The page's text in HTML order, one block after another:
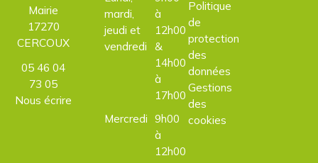
Mairie
17270
CERCOUX
05 46 04
73 05
Nous écrire
mardi,
jeudi et
vendredi
à
12h00
&
14h00
à
17h00
Mercredi 9h00
à
12h00
Politique
de
protection
des
données
Gestions
des
cookies